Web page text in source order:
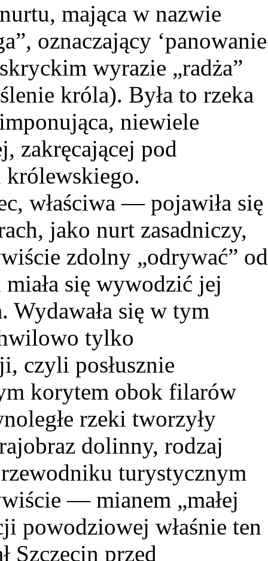
mająca w nazwie
oznaczający
wyrazie „radża”
króla). Była to rzeka
niewiele
zakręcającej pod
królewskiego.
właściwa — pojawiła się
jako nurt zasadniczy,
zdolny „odrywać” od
się wywodzić jej
Wydawała się w tym
tylko
czyli posłusznie
korytem obok filarów
rzeki tworzyły
dolinny, rodzaj
turystycznym
— mianem „małej
powodziowej właśnie ten
Szczecin przed